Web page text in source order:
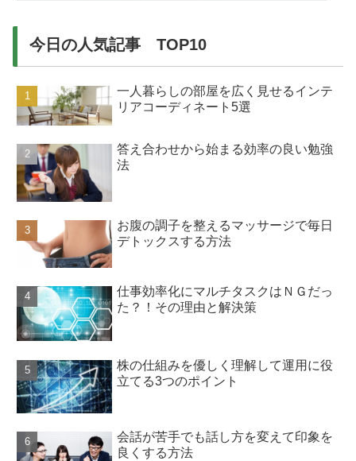
今日の人気記事 TOP10
一人暮らしの部屋を広く見せるインテ
リアコーディネート5選
答え合わせから始まる効率の良い勉強
法
お腹の調子を整えるマッサージで毎日
デトックスする方法
仕事効率化にマルチタスクはＮＧだっ
た？！その理由と解決策
株の仕組みを優しく理解して運用に役
立てる3つのポイント
会話が苦手でも話し方を変えて印象を
良くする方法